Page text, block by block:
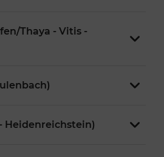
Thaya - Vitis -
Heidenreichstein)